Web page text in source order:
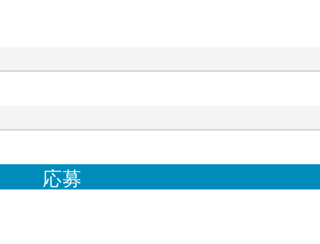
応募